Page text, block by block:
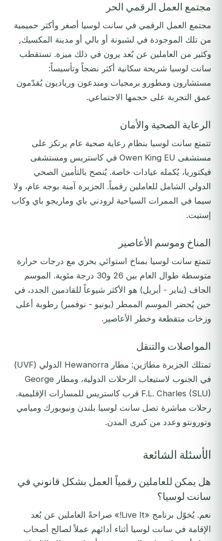
مجتمع العمل الرقمي الحر
مجتمع العمل الرقمي في سانت لوسيا أصغر وأكثر حميمية
من تلك الموجودة في لشبونة أو بالي أو مدينة المكسيك,
وكثير من العاملين عن بُعد يرون في ذلك ميزة. تستقطب
سانت لوسيا شريحة سكانية أكثر نضجاً وتأسيساً:
مستشارون ومطورو برمجيات ومبدعون ورياديون يُقدّمون
عمق التجربة على حجمها الاجتماعي.
الرعاية الصحية والأمان
تتمتع سانت لوسيا بنظام رعاية صحية عام يرتكز على
مستشفى Owen King EU في كاستريس ومستشفى
فيكتوريا، يُكمله عيادات خاصة. يُنصح بالتأمين الصحي
الدولي الشامل للعاملين رقمياً. الجزيرة آمنة بوجه عام، ولا
سيما في الممرات السياحية لرودني باي وماريجو باي وكاب
إستيت.
المناخ وموسم الأعاصير
تتمتع سانت لوسيا بمناخ استوائي بحري مع درجات حرارة
متوسطة طوال العام بين 26 و30 درجة مئوية. الموسم
الجاف (يناير - أبريل) هو الأكثر شيوعاً للقادمين الجدد، في
حين يُحضر الموسم الممطر (يونيو - نوفمبر) رطوبة أعلى
وزخات متقطعة وخطر الأعاصير.
المواصلات والتنقل
تمتلك الجزيرة مطارَين: مطار Hewanorra الدولي (UVF)
في الجنوب لاستيعاب الرحلات الدولية، ومطار George
F.L. Charles (SLU) قرب كاستريس للمسارات الإقليمية.
رحلات مباشرة تصل سانت لوسيا بلندن ونيويورك وميامي
وتورونتو وعدد من كبرى المدن.
الأسئلة الشائعة
هل يمكن للعاملين رقمياً العمل بشكل قانوني في
سانت لوسيا؟
نعم. يُخوّل برنامج «Live It!» صراحةً العاملين عن بُعد
الإقامة في سانت لوسيا أثناء أدائهم عملاً لصالح أصحاب